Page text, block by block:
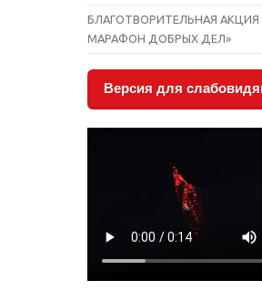
БЛАГОТВОРИТЕЛЬНАЯ
МАРАФОН ДОБРЫХ ДЕЛ»
Версия для